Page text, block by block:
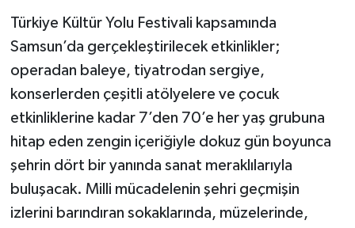
Türkiye Kültür Yolu Festivali kapsamında
Samsun’da gerçekleştirilecek etkinlikler;
operadan baleye, tiyatrodan sergiye,
konserlerden çeşitli atölyelere ve çocuk
etkinliklerine kadar 7’den 70’e her yaş grubuna
hitap eden zengin içeriğiyle dokuz gün boyunca
şehrin dört bir yanında sanat meraklılarıyla
buluşacak. Milli mücadelenin şehri geçmişin
izlerini barındıran sokaklarında, müzelerinde,